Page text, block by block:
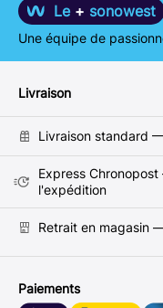
Le + sonowest
Une équipe de
Livraison
Livraison standard
Express
l'expédition
Retrait en magasin
Paiements